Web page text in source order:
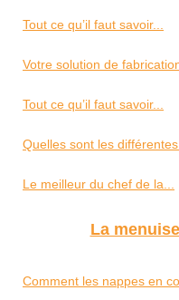
Tout ce qu’il faut savoir...
Votre solution de
Tout ce qu’il faut savoir...
Quelles sont les
Le meilleur du chef de la...
La
Comment les nappes en